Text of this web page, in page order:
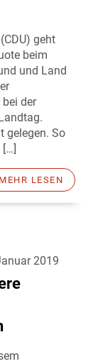
geht
beim
und Land
der
gelegen. So
MEHR LESEN
2019